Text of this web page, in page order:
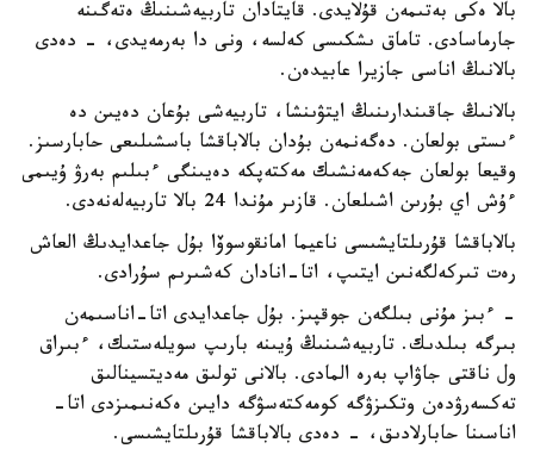
بالا ەكى بەتىمەن قۇلايدى. قايتادان تاربيەشىنىڭ ەتەگىنە
جارماسادى. تاماق ىشكىسى كەلسە، ونى دا بەرمەيدى، - دەدى
بالانىڭ اناسى جازيرا عابيدەن.
بالانىڭ جاقىندارىنىڭ ايتۋىنشا، تاربيەشى بۇعان دەيىن دە
ءىستى بولعان. دەگەنمەن بۇدان بالاباقشا باسشىلىعى حابارسىز.
وقيعا بولعان جەكەمەنشىك مەكتەپكە دەيىنگى ءبىلىم بەرۋ ۇيىمى
ءۇش اي بۇرىن اشىلعان. قازىر مۇندا 24 بالا تاربيەلەنەدى.
بالاباقشا قۇرىلتايشىسى ناعيما امانقوسوۆا بۇل جاعدايدىڭ العاش
رەت تىركەلگەنىن ايتىپ، اتا-انادان كەشىرىم سۇرادى.
- ءبىز مۇنى بىلگەن جوقپىز. بۇل جاعدايدى اتا-اناسىمەن
بىرگە بىلدىك. تاربيەشىنىڭ ۇيىنە بارىپ سويلەستىك، ءبىراق
ول ناقتى جاۋاپ بەرە المادى. بالانى تولىق مەديتسينالىق
تەكسەرۋدەن وتكىزۋگە كومەكتەسۋگە دايىن ەكەنىمىزدى اتا-
اناسىنا حابارلادىق، - دەدى بالاباقشا قۇرىلتايشىسى.